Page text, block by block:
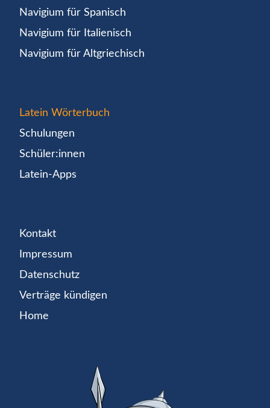
Navigium für Spanisch
Navigium für Italienisch
Navigium für Altgriechisch
Latein Wörterbuch
Schulungen
Schüler:innen
Latein-Apps
Kontakt
Impressum
Datenschutz
Verträge kündigen
Home